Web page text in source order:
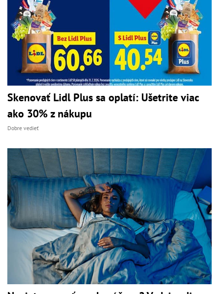
Skenovať Lidl Plus sa oplatí: Ušetrite viac
ako 30% z nákupu
Dobre vedieť